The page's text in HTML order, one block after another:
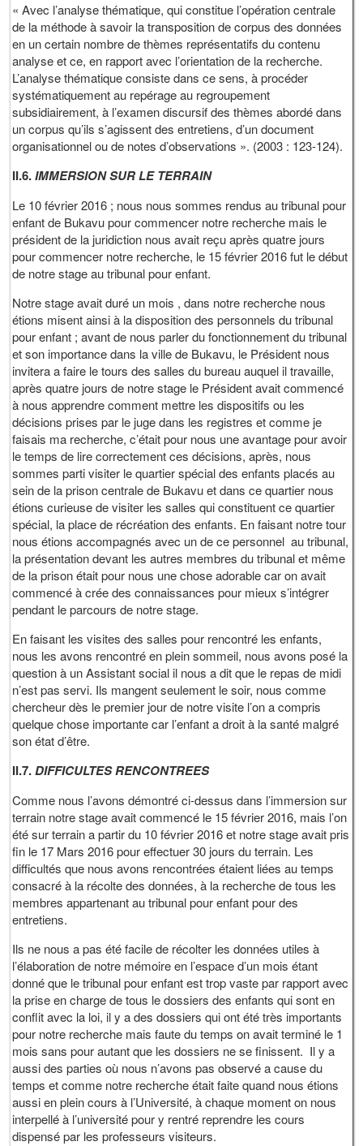
« Avec l’analyse thématique, qui constitue l’opération centrale
de la méthode à savoir la transposition de corpus des données
en un certain nombre de thèmes représentatifs du contenu
analyse et ce, en rapport avec l’orientation de la recherche.
L’analyse thématique consiste dans ce sens, à procéder
systématiquement au repérage au regroupement
subsidiairement, à l’examen discursif des thèmes abordé dans
un corpus qu’ils s’agissent des entretiens, d’un document
organisationnel ou de notes d’observations ». (2003 : 123-124).
II.6.IMMERSION SUR LE TERRAIN
Le 10 février 2016 ; nous nous sommes rendus au tribunal pour
enfant de Bukavu pour commencer notre recherche mais le
président de la juridiction nous avait reçu après quatre jours
pour commencer notre recherche, le 15 février 2016 fut le début
de notre stage au tribunal pour enfant.
Notre stage avait duré un mois , dans notre recherche nous
étions misent ainsi à la disposition des personnels du tribunal
pour enfant ; avant de nous parler du fonctionnement du tribunal
et son importance dans la ville de Bukavu, le Président nous
invitera a faire le tours des salles du bureau auquel il travaille,
après quatre jours de notre stage le Président avait commencé
à nous apprendre comment mettre les dispositifs ou les
décisions prises par le juge dans les registres et comme je
faisais ma recherche, c’était pour nous une avantage pour avoir
le temps de lire correctement ces décisions, après, nous
sommes parti visiter le quartier spécial des enfants placés au
sein de la prison centrale de Bukavu et dans ce quartier nous
étions curieuse de visiter les salles qui constituent ce quartier
spécial, la place de récréation des enfants. En faisant notre tour
nous étions accompagnés avec un de ce personnel au tribunal,
la présentation devant les autres membres du tribunal et même
de la prison était pour nous une chose adorable car on avait
commencé à crée des connaissances pour mieux s’intégrer
pendant le parcours de notre stage.
En faisant les visites des salles pour rencontré les enfants,
nous les avons rencontré en plein sommeil, nous avons posé la
question à un Assistant social il nous a dit que le repas de midi
n’est pas servi. Ils mangent seulement le soir, nous comme
chercheur dès le premier jour de notre visite l’on a compris
quelque chose importante car l’enfant a droit à la santé malgré
son état d’être.
II.7.DIFFICULTES RENCONTREES
Comme nous l’avons démontré ci-dessus dans l’immersion sur
terrain notre stage avait commencé le 15 février 2016, mais l’on
été sur terrain a partir du 10 février 2016 et notre stage avait pris
fin le 17 Mars 2016 pour effectuer 30 jours du terrain. Les
difficultés que nous avons rencontrées étaient liées au temps
consacré à la récolte des données, à la recherche de tous les
membres appartenant au tribunal pour enfant pour des
entretiens.
Ils ne nous a pas été facile de récolter les données utiles à
l’élaboration de notre mémoire en l’espace d’un mois étant
donné que le tribunal pour enfant est trop vaste par rapport avec
la prise en charge de tous le dossiers des enfants qui sont en
conflit avec la loi, il y a des dossiers qui ont été très importants
pour notre recherche mais faute du temps on avait terminé le 1
mois sans pour autant que les dossiers ne se finissent. Il y a
aussi des parties où nous n’avons pas observé a cause du
temps et comme notre recherche était faite quand nous étions
aussi en plein cours à l’Université, à chaque moment on nous
interpellé à l’université pour y rentré reprendre les cours
dispensé par les professeurs visiteurs.